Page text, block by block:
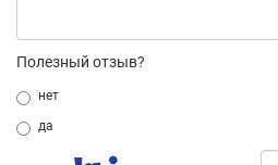
Полезный отзыв?
нет
да